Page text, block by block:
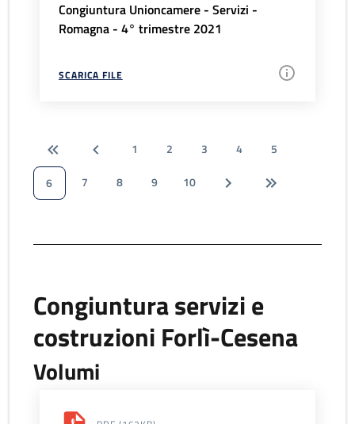
Congiuntura Unioncamere - Servizi -
Romagna - 4° trimestre 2021
SCARICA FILE
1 2 3 4
5
6
7 8 9 10
Congiuntura servizi e
costruzioni Forlì-Cesena
Volumi